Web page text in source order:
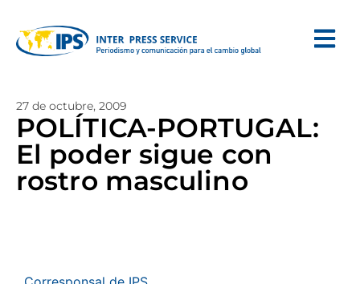
27 de octubre, 2009
POLÍTICA-PORTUGAL:
El poder sigue con
rostro masculino